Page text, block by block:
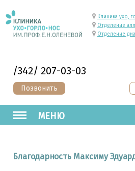
/342/ 207-03-03
Позвонить
Клиника ухо,
Отделение
Отделение
МЕНЮ
Благодарность Максиму